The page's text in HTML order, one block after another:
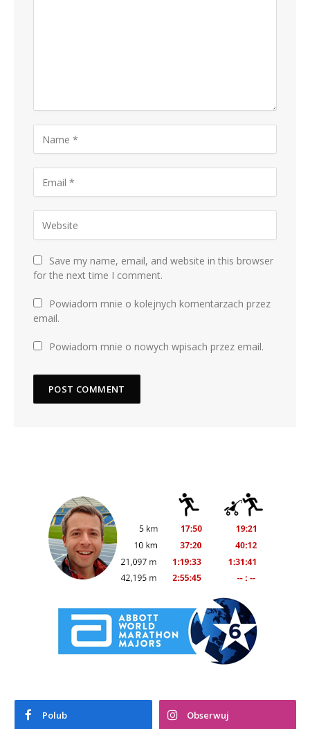
Save my name, email, and website in this browser
for the next time I comment.
Powiadom mnie o kolejnych komentarzach przez
email.
Powiadom mnie o nowych wpisach przez email.
Polub Obserwuj